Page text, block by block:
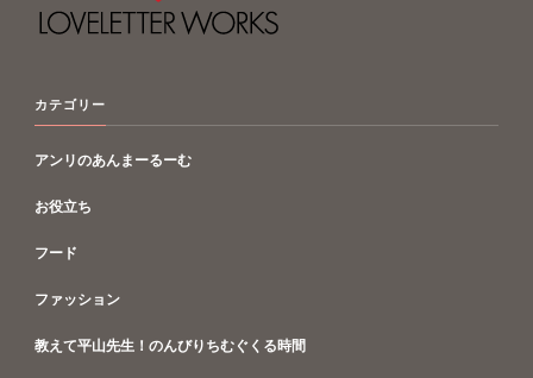
カテゴリー
アンリのあんまーるーむ
お役立ち
フード
ファッション
教えて平山先生！のんびりちむぐくる時間